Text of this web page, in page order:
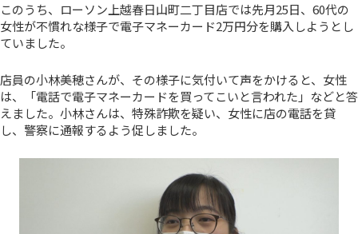
このうち、ローソン上越春日山町二丁目店では先月25日、60代の
女性が不慣れな様子で電子マネーカード2万円分を購入しようとし
ていました。
店員の小林美穂さんが、その様子に気付いて声をかけると、女性
は、「電話で電子マネーカードを買ってこいと言われた」などと答
えました。小林さんは、特殊詐欺を疑い、女性に店の電話を貸
し、警察に通報するよう促しました。